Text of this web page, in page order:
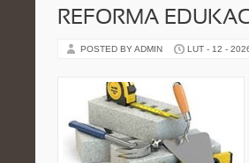
REFORMA
POSTED BY ADMIN LUT - 12 -